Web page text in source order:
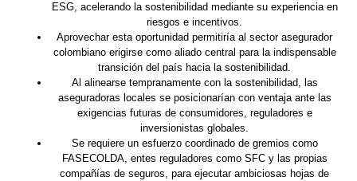
ESG, acelerando la sostenibilidad mediante su experiencia en
riesgos e incentivos.
Aprovechar esta oportunidad permitiría al sector asegurador
colombiano erigirse como aliado central para la indispensable
transición del país hacia la sostenibilidad.
Al alinearse tempranamente con la sostenibilidad, las
aseguradoras locales se posicionarían con ventaja ante las
exigencias futuras de consumidores, reguladores e
inversionistas globales.
Se requiere un esfuerzo coordinado de gremios como
FASECOLDA, entes reguladores como SFC y las propias
compañías de seguros, para ejecutar ambiciosas hojas de